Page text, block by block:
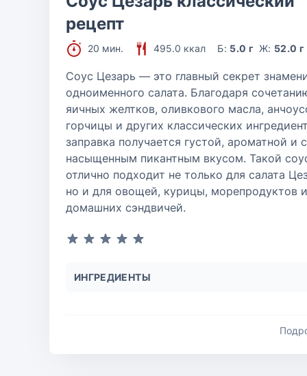
рецепт
20 мин. 495.0 ккал Б: 5.0 г Ж: 52.0 г
Соус Цезарь — это главный секрет
одноименного салата. Благодаря
яичных желтков, оливкового масла,
горчицы и других классических
заправка получается густой, ароматной и с
насыщенным пикантным вкусом. Такой
отлично подходит не только для салата
но и для овощей, курицы, морепродуктов и
домашних сэндвичей.
ИНГРЕДИЕНТЫ